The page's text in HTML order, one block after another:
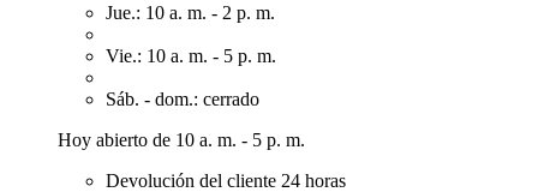
Jue.: 10 a. m. - 2 p. m.
Vie.: 10 a. m. - 5 p. m.
Sáb. - dom.: cerrado
Hoy abierto de 10 a. m. - 5 p. m.
Devolución del cliente 24 horas